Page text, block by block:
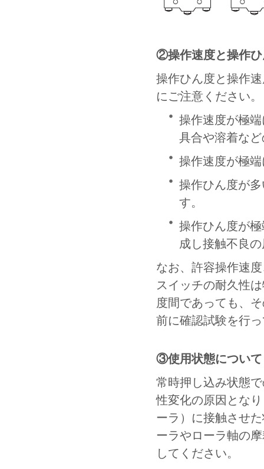
②操作速度と操作ひ
操作ひん度と操作
にご注意ください。
操作速度が極
具合や溶着な
操作速度が極
操作ひん度が
す。
操作ひん度が
成し接触不良
なお、許容操作速
スイッチの耐久性
度間であっても、
前に確認試験を行
③使用状態について
常時押し込み状態
性変化の原因とな
ーラ）に接触させ
ーラやローラ軸の
してください。